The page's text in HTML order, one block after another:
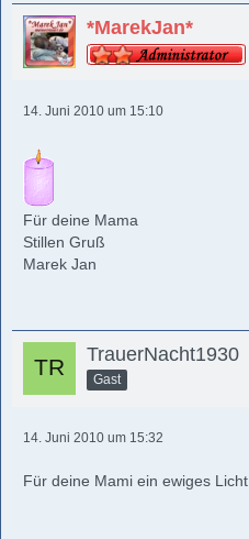
*MarekJan*
14. Juni 2010 um 15:10
Für deine Mama
Stillen Gruß
Marek Jan
TrauerNacht1930
Gast
14. Juni 2010 um 15:32
Für deine Mami ein ewiges Licht